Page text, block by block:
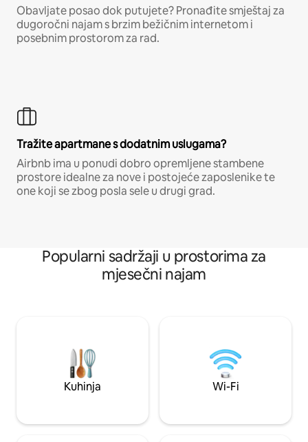
Obavljate posao dok putujete? Pronađite smještaj za
dugoročni najam s brzim bežičnim internetom i
posebnim prostorom za rad.
Tražite apartmane s dodatnim uslugama?
Airbnb ima u ponudi dobro opremljene stambene
prostore idealne za nove i postojeće zaposlenike te
one koji se zbog posla sele u drugi grad.
Popularni sadržaji u prostorima za
mjesečni najam
Kuhinja Wi-Fi